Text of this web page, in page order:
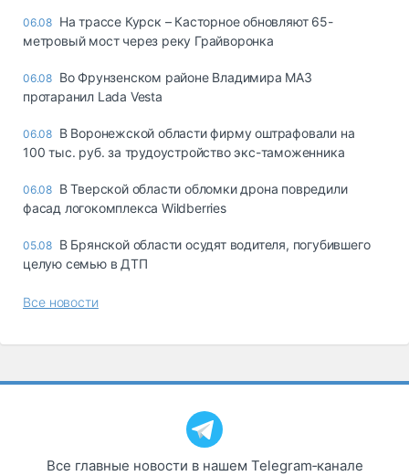
06.08 На трассе Курск – Касторное обновляют 65-
метровый мост через реку Грайворонка
06.08 Во Фрунзенском районе Владимира МАЗ
протаранил Lada Vesta
06.08 В Воронежской области фирму оштрафовали на
100 тыс. руб. за трудоустройство экс-таможенника
06.08 В Тверской области обломки дрона повредили
фасад логокомплекса Wildberries
05.08 В Брянской области осудят водителя, погубившего
целую семью в ДТП
Все новости
Все главные новости в нашем Telegram‑канале